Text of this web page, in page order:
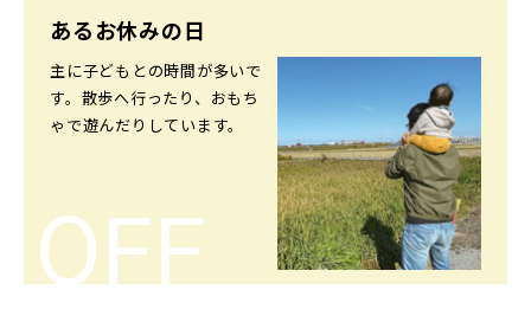
あるお休みの日
主に子どもとの時間が多いで
す。散歩へ行ったり、おもち
ゃで遊んだりしています。
OFF